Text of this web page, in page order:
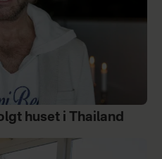
huset i Thailand